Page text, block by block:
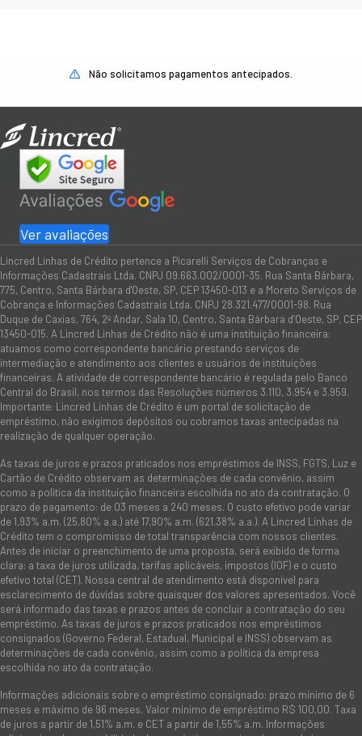
Não solicitamos pagamentos antecipados.
Ver avaliações
Lincred Linhas de Crédito pertence a Picarelli Serviços de Cobranças e
Informações Cadastrais Ltda. CNPJ 09.663.002/0001-35. Rua Santa Bárbara,
775, Centro, Santa Bárbara d'Oeste, SP, CEP 13450-013 e a Moreto Serviços de
Cobrança e Informações Cadastrais Ltda. CNPJ 28.321.477/0001-98. Rua
Duque de Caxias, 764, 2º Andar, Sala 10, Centro, Santa Bárbara d’Oeste, SP, CEP
13450-015. A Lincred Linhas de Crédito não é uma instituição financeira:
atuamos como correspondente bancário prestando serviços de
intermediação e atendimento aos clientes e usuários de instituições
financeiras. A atividade de correspondente bancário é regulada pelo Banco
Central do Brasil, nos termos das Resoluções números 3.110, 3.954 e 3.959.
Importante: Lincred Linhas de Crédito é um portal de solicitação de
empréstimo, não exigimos depósitos ou cobramos taxas antecipadas na
realização de qualquer operação.
As taxas de juros e prazos praticados nos empréstimos de INSS, FGTS, Luz e
Cartão de Crédito observam as determinações de cada convênio, assim
como a política da instituição financeira escolhida no ato da contratação. O
prazo de pagamento: de 03 meses a 240 meses. O custo efetivo pode variar
de 1,93% a.m. (25,80% a.a.) até 17,90% a.m. (621,38% a.a.). A Lincred Linhas de
Crédito tem o compromisso de total transparência com nossos clientes.
Antes de iniciar o preenchimento de uma proposta, será exibido de forma
clara: a taxa de juros utilizada, tarifas aplicáveis, impostos (IOF) e o custo
efetivo total (CET). Nossa central de atendimento está disponível para
esclarecimento de dúvidas sobre quaisquer dos valores apresentados. Você
será informado das taxas e prazos antes de concluir a contratação do seu
empréstimo. As taxas de juros e prazos praticados nos empréstimos
consignados (Governo Federal, Estadual, Municipal e INSS) observam as
determinações de cada convênio, assim como a política da empresa
escolhida no ato da contratação.
Informações adicionais sobre o empréstimo consignado: prazo mínimo de 6
meses e máximo de 96 meses. Valor mínimo de empréstimo R$ 100,00. Taxa
de juros a partir de 1,51% a.m. e CET a partir de 1,55% a.m. Informações